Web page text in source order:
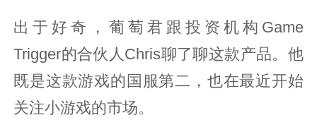
出于好奇，葡萄君跟投资机构Game
Trigger的合伙人Chris聊了聊这款产品。他
既是这款游戏的国服第二，也在最近开始
关注小游戏的市场。